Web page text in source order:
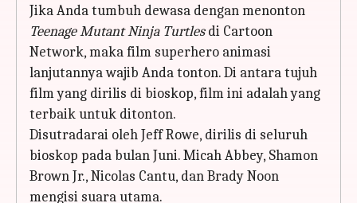
Jika Anda tumbuh dewasa dengan menonton
Teenage Mutant Ninja Turtlesdi Cartoon
Network, maka film superhero animasi
lanjutannya wajib Anda tonton. Di antara tujuh
film yang dirilis di bioskop, film ini adalah yang
terbaik untuk ditonton.
Disutradarai oleh Jeff Rowe, dirilis di seluruh
bioskop pada bulan Juni. Micah Abbey, Shamon
Brown Jr., Nicolas Cantu, dan Brady Noon
mengisi suara utama.